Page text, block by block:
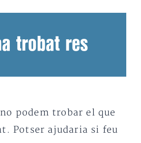
trobat res
podem trobar el que
Potser ajudaria si feu